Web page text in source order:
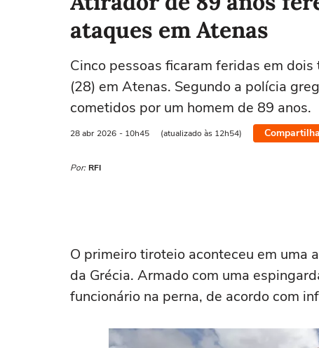
ataques em Atenas
Cinco pessoas ficaram feridas em
(28) em Atenas. Segundo a polícia
cometidos por um homem de 89 anos.
28 abr 2026 - 10h45 (atualizado às 12h54)
Por: RFI
O primeiro tiroteio aconteceu em uma
da Grécia. Armado com uma
funcionário na perna, de acordo com